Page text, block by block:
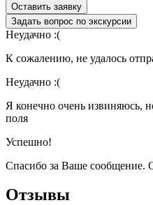
Оставить заявку
Задать вопрос по экскурсии
Неудачно :(
К сожалению, не удалось
Неудачно :(
Я конечно очень извиняюсь,
поля
Успешно!
Спасибо за Ваше сообщение.
Отзывы